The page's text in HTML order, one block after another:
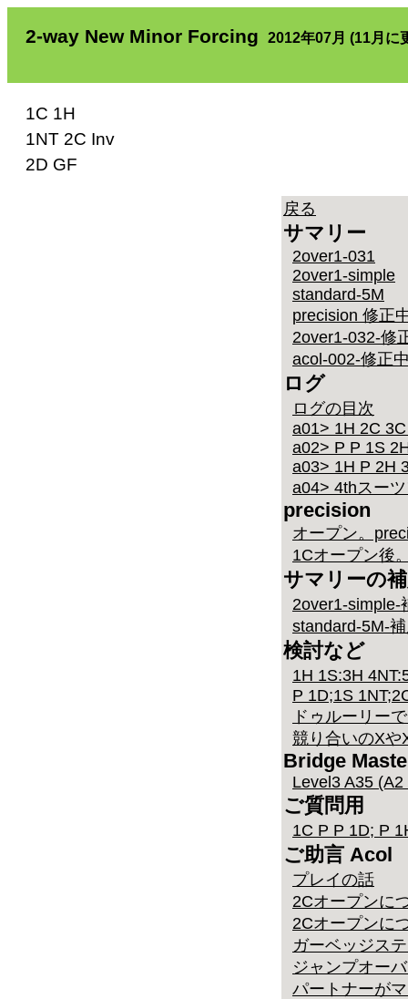
2-way New Minor Forcing 2012年07月 (11月に
1C 1H
1NT 2C Inv
2D GF
戻る
サマリー
2over1-031
2over1-simple
standard-5M
precision 修正
2over1-032-修
acol-002-修正
ログ
ログの目次
a01> 1H 2C
a02> P P 1S
a03> 1H P 2H
a04> 4thスー
precision
オープン。
1Cオープン後
サマリーの
2over1-simple-
standard-5M-
検討など
1H 1S:3H
P 1D;1S
ドゥルーリー
競り合いのXや
Bridge
Level3 A35
ご質問用
1C P P 1D; P
ご助言 Acol
プレイの話
2Cオープンに
2Cオープンに
ガーベッジス
ジャンプオー
パートナーが